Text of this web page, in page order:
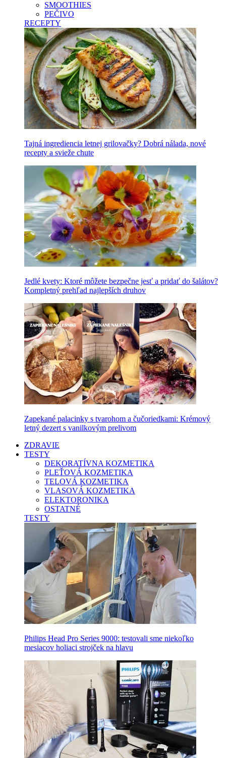
SMOOTHIES
PEČIVO
RECEPTY
Tajná ingrediencia letnej grilovačky? Dobrá nálada, nové
recepty a svieže chute
Jedlé kvety: Ktoré môžete bezpečne jesť a pridať do šalátov?
Kompletný prehľad najlepších druhov
Zapekané palacinky s tvarohom a čučoriedkami: Krémový
letný dezert s vanilkovým prelivom
ZDRAVIE
TESTY
DEKORATÍVNA KOZMETIKA
PLEŤOVÁ KOZMETIKA
TELOVÁ KOZMETIKA
VLASOVÁ KOZMETIKA
ELEKTORONIKA
OSTATNÉ
TESTY
Philips Head Pro Series 9000: testovali sme niekoľko
mesiacov holiaci strojček na hlavu